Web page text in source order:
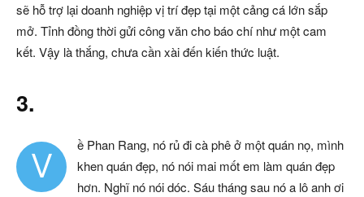
sẽ hỗ trợ lại doanh nghiệp vị trí đẹp tại một cảng cá lớn sắp
mở. Tỉnh đồng thời gửi công văn cho báo chí như một cam
kết. Vậy là thắng, chưa cần xài đến kiến thức luật.
3.
V
ề Phan Rang, nó rủ đi cà phê ở một quán nọ, mình
khen quán đẹp, nó nói mai mốt em làm quán đẹp
hơn. Nghĩ nó nói dóc. Sáu tháng sau nó a lô anh ơi